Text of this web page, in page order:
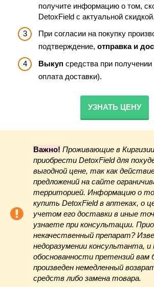
получите информацию о том,
DetoxField с актуальной скидкой.
При согласии на покупку
подтверждение, отправка и
Выкуп средства при
оплата доставки).
УЗНАТЬ ЦЕНУ
Важно! Проживающие в
приобрести DetoxField для
выгодной цене, так как
предложений на сайте
территорией. Информацию о
купить DetoxField в аптеках, о
учетом его доставки в иные
узнаете при консультации.
некачественный препарат?
недоразумении консультанта, и
обоснованности претензий вам
произведен немедленный
средств либо замена товара.